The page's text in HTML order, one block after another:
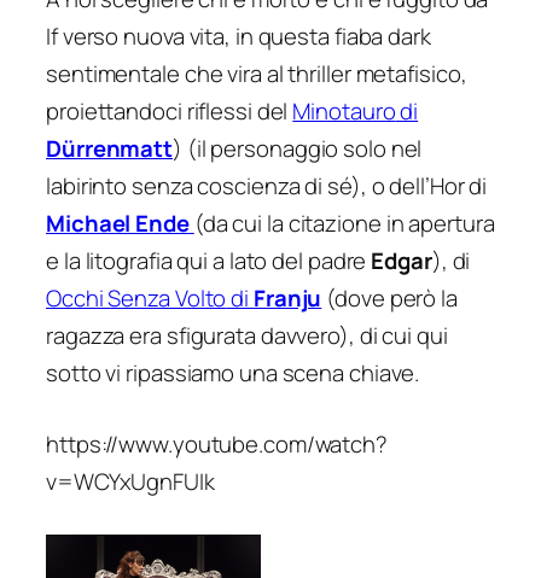
If verso nuova vita, in questa fiaba dark
sentimentale che vira al thriller metafisico,
proiettandoci riflessi del Minotaurodi
Dürrenmatt) (il personaggio solo nel
labirinto senza coscienza di sé), o dell’Hor di
Michael Ende (da cui la citazione in apertura
e la litografia qui a lato del padre Edgar), di
Occhi Senza Voltodi Franju (dove però la
ragazza era sfigurata davvero), di cui qui
sotto vi ripassiamo una scena chiave.
https://www.youtube.com/watch?
v=WCYxUgnFUIk